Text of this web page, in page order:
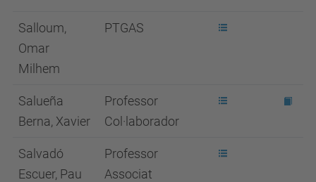
Salloum,
Omar
Milhem
PTGAS
Salueña
Berna, Xavier
Professor
Col·laborador
Salvadó
Escuer, Pau
Professor
Associat